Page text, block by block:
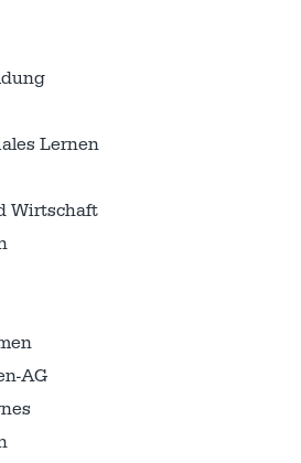
Lernen
Wirtschaft
AG